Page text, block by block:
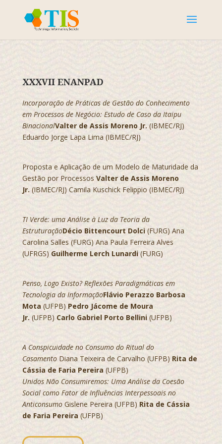
XXXVII ENANPAD
Incorporação de Práticas de Gestão do Conhecimento
em Processos de Negócio: Estudo de Caso da Itaipu
BinacionalValter de Assis Moreno Jr. (IBMEC/RJ)
Eduardo Jorge Lapa Lima (IBMEC/RJ)
Proposta e Aplicação de um Modelo de Maturidade da
Gestão por Processos Valter de Assis Moreno
Jr.(IBMEC/RJ) Camila Kuschick Felippio (IBMEC/RJ)
TI Verde: uma Análise à Luz da Teoria da
EstruturaçãoDécio Bittencourt Dolci(FURG) Ana
Carolina Salles (FURG) Ana Paula Ferreira Alves
(UFRGS) Guilherme Lerch Lunardi(FURG)
Penso, Logo Existo? Reflexões Paradigmáticas em
Tecnologia da InformaçãoFlávio Perazzo Barbosa
Mota (UFPB) Pedro Jácome de Moura
Jr. (UFPB) Carlo Gabriel Porto Bellini(UFPB)
A Conspicuidade no Consumo do Ritual do
CasamentoDiana Teixeira de Carvalho (UFPB) Rita de
Cássia de Faria Pereira (UFPB)
Unidos Não Consumiremos: Uma Análise da Coesão
Social como Fator de Influências Interpessoais no
AnticonsumoGislene Pereira (UFPB) Rita de Cássia
de Faria Pereira (UFPB)